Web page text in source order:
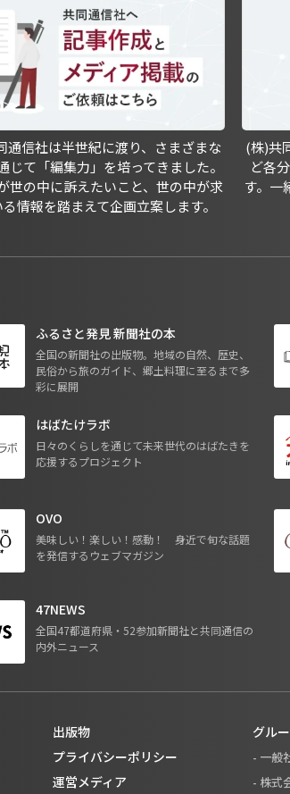
通信社は半世紀に渡り、さまざまな
じて「編集力」を培ってきました。
世の中に訴えたいこと、世の中が求
情報を踏まえて企画立案します。
(株)共
ど各
す。一
ふるさと発見 新聞社の本
全国の新聞社の出版物。地域の自然、歴史、
民俗から旅のガイド、郷土料理に至るまで多
彩に展開
はばたけラボ
日々のくらしを通じて未来世代のはばたきを
応援するプロジェクト
OVO
美味しい！楽しい！感動！ 身近で旬な話題
を発信するウェブマガジン
47NEWS
全国47都道府県・52参加新聞社と共同通信の
内外ニュース
出版物
プライバシーポリシー
運営メディア
グル
- 一般
- 株式